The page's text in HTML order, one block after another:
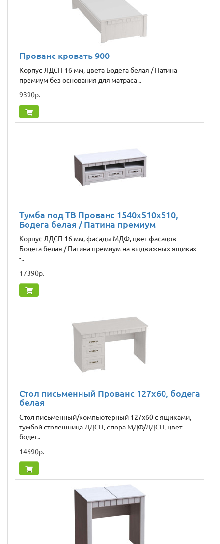
Прованс кровать 900
Корпус ЛДСП 16 мм, цвета Бодега белая / Патина
премиум без основания для матраса ..
9390р.
Тумба под ТВ Прованс 1540х510х510,
Бодега белая / Патина премиум
Корпус ЛДСП 16 мм, фасады МДФ, цвет фасадов -
Бодега белая / Патина премиум на выдвижных ящиках
-..
17390р.
Стол письменный Прованс 127x60, бодега
белая
Стол письменный/компьютерный 127х60 с ящиками,
тумбой столешница ЛДСП, опора МДФ/ЛДСП, цвет
бодег..
14690р.